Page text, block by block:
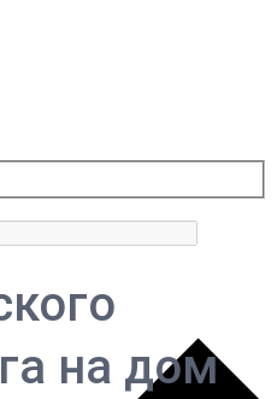
на дом